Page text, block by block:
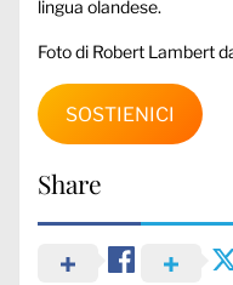
lingua olandese.
Foto di Robert Lambert
SOSTIENICI
Share